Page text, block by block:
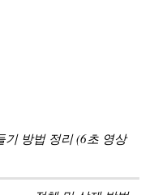
기 방법 정리 (6초 영상